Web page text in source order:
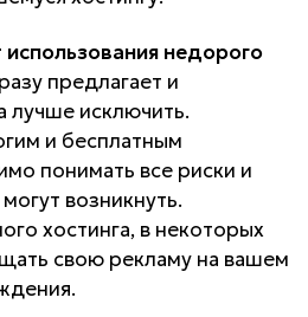
недорого
предлагает и
лучше исключить.
и бесплатным
понимать все риски и
возникнуть.
хостинга, в некоторых
свою рекламу на вашем